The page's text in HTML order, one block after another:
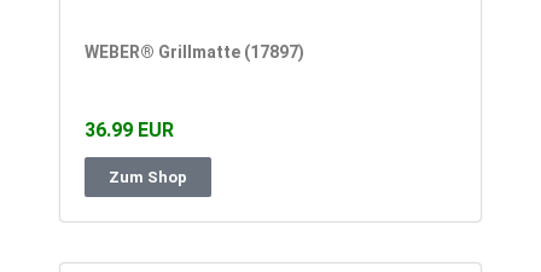
WEBER® Grillmatte (17897)
36.99 EUR
Zum Shop